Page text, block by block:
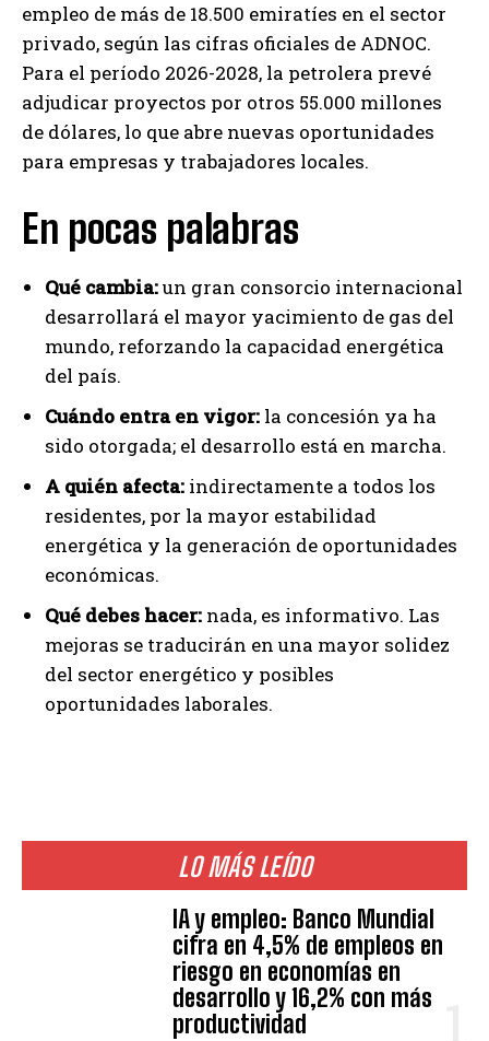
LO MÁS LEÍDO
IA y empleo: Banco Mundial
cifra en 4,5% de empleos en
riesgo en economías en
desarrollo y 16,2% con más
productividad
empleo de más de 18.500 emiratíes en el sector
privado, según las cifras oficiales de ADNOC.
Para el período 2026-2028, la petrolera prevé
adjudicar proyectos por otros 55.000 millones
de dólares, lo que abre nuevas oportunidades
para empresas y trabajadores locales.
En pocas palabras
Qué cambia:un gran consorcio internacional
desarrollará el mayor yacimiento de gas del
mundo, reforzando la capacidad energética
del país.
Cuándo entra en vigor: la concesión ya ha
sido otorgada; el desarrollo está en marcha.
A quién afecta: indirectamente a todos los
residentes, por la mayor estabilidad
energética y la generación de oportunidades
económicas.
Qué debes hacer: nada, es informativo. Las
mejoras se traducirán en una mayor solidez
del sector energético y posibles
oportunidades laborales.